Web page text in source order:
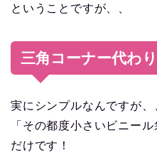
ということですが、、
三角コーナー代わ
実にシンプルなんですが、
「その都度小さいビニー
だけです！